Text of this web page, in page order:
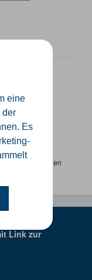
eine
der
Es
ALKIS-
sich bitte an einen